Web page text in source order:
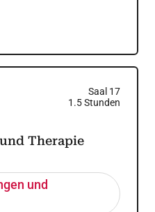
Saal 17
1.5Stunden
Therapie
und